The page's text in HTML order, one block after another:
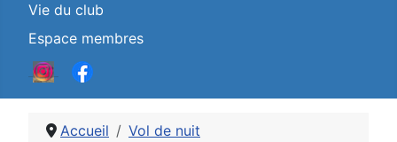
Vie du club
Espace membres
Accueil
Vol de nuit